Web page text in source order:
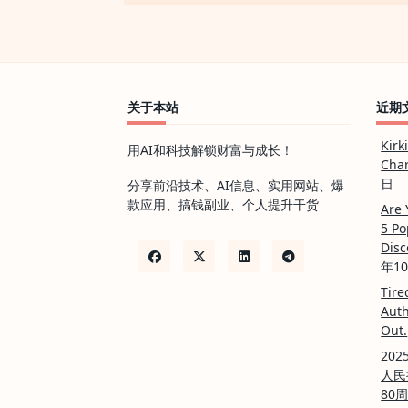
关于本站
用AI和科技解锁财富与成长！
分享前沿技术、AI信息、实用网站、爆
款应用、搞钱副业、个人提升干货
近期
日
Are
5
年
Out.
人
80